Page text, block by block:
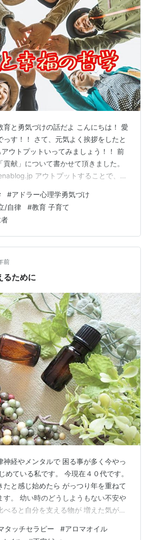
育と勇気づけの話だよ こんにちは！ 愛
っす！！ さて、元気よく挨拶をしたと
ウトプットいってみましょう！！ 前
献」について書かせて頂きました。
アウトプットすることで、自
と確信しました。 「アドラー心理学」
て、『老子』、、といきたいところ
アドラー心理学に戻ります。笑 アド
におもしろい！ 私の大好物『仏陀』
ー』です！ 老子は、また違う角度で深
#アドラー心理学勇気づけ
/自律 #教育 子育て
前
るために
神経やメンタルで 困る事が多く今やっ
めている私です。 今現在４０代です。
たと感じ始めたら がっつり年を重ねて
す。 幼い時のどうしようもない不安や
べると自分を支える物が 増えた気がし
年です。 色々な事を経て何を大事にし
タッチセラピー #アロマオイル